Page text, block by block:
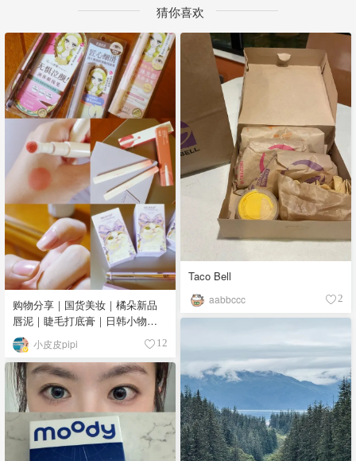
猜你喜欢
购物分享｜国货美妆｜橘朵新品
唇泥｜睫毛打底膏｜日韩小物｜
眼线笔｜美甲DIY💅
小皮皮pipi 12
Taco Bell
aabbccc 2